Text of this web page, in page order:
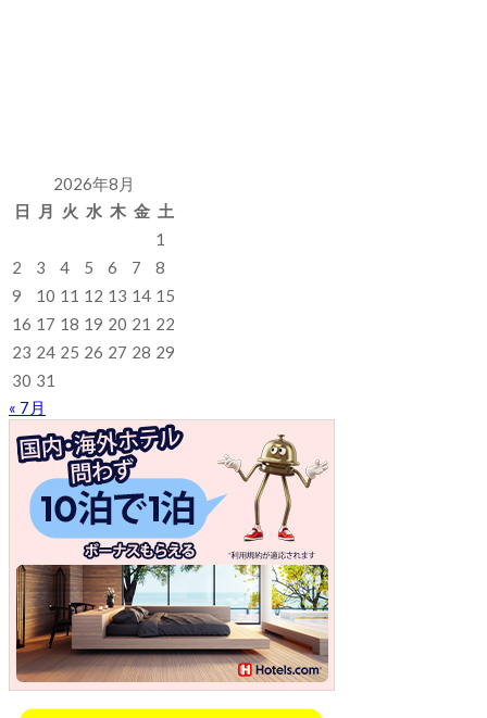
2026年8月
日
月 火 水 木 金 土
1
2
3 4 5 6 7
8
9
10 11 12 13 14 15
16 17 18 19 20 21 22
23 24 25 26 27 28 29
30 31
« 7月